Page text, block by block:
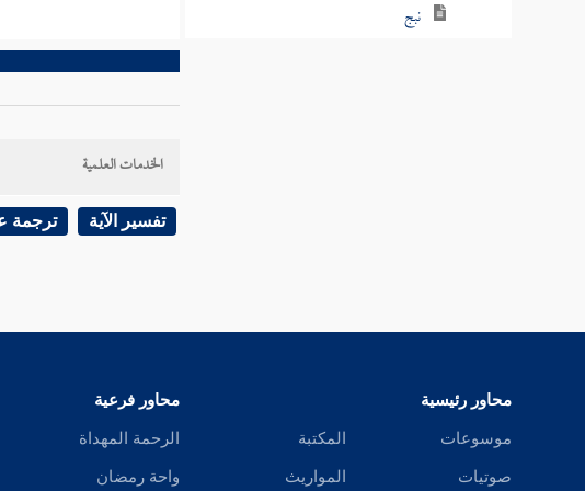
نبج
الخدمات العلمية
تفسير الآية ترجمة
محاور رئيسية
موسوعات
صوتيات
المكتبة
المواريث
محاور فرعية
الرحمة المهداة
واحة رمضان